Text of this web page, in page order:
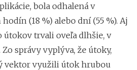
bola odhalená v
(18 %) alebo dní (55 %). Aj
trvali oveľa dlhšie, v
Zo správy vyplýva, že útoky,
vektor využili útok hrubou